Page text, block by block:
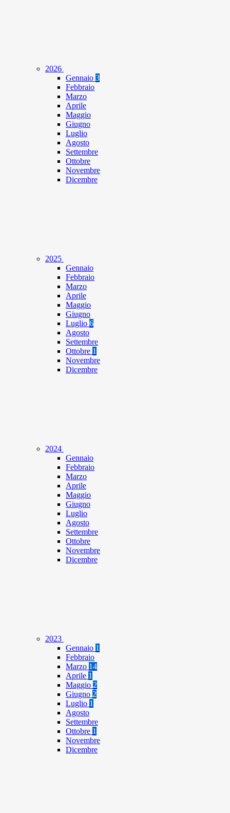
2026
Gennaio 3
Febbraio
Marzo
Aprile
Maggio
Giugno
Luglio
Agosto
Settembre
Ottobre
Novembre
Dicembre
2025
Gennaio
Febbraio
Marzo
Aprile
Maggio
Giugno
Luglio 6
Agosto
Settembre
Ottobre 1
Novembre
Dicembre
2024
Gennaio
Febbraio
Marzo
Aprile
Maggio
Giugno
Luglio
Agosto
Settembre
Ottobre
Novembre
Dicembre
2023
Gennaio 1
Febbraio
Marzo 14
Aprile 1
Maggio 2
Giugno 2
Luglio 1
Agosto
Settembre
Ottobre 1
Novembre
Dicembre